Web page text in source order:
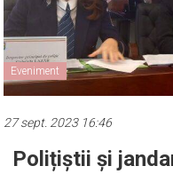
Eveniment
27 sept. 2023 16:46
Polițiștii și